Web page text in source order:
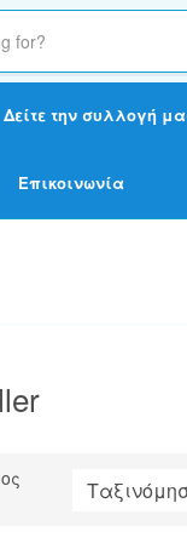
Δείτε την συλλογή
Επικοινωνία